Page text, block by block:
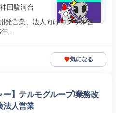
田駿河台
発営業、法人向けコンサル営
...
気になる
ー】テルモグループ/業務改
法人営業